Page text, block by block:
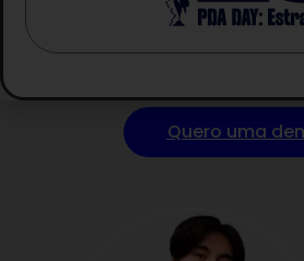
Avalie e analise
Quero uma